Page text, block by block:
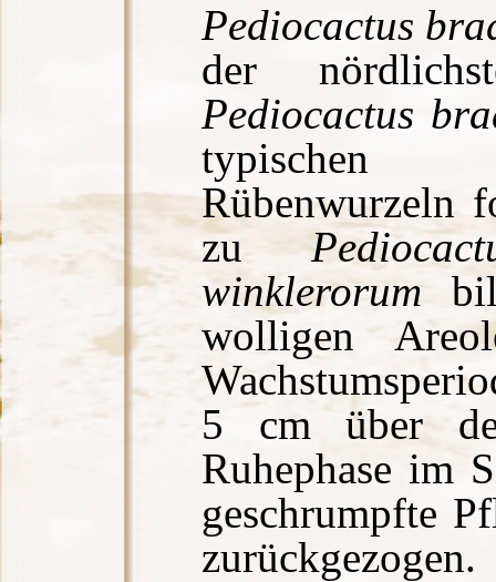
Pediocactus
der
Pediocactus
typischen
Rübenwurzeln
zu
winklerorum
wolligen
5 cm über
Ruhephase im
geschrumpfte
zurückgezogen.